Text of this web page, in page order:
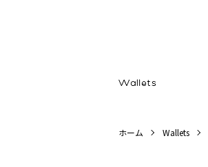
ホーム Wallets